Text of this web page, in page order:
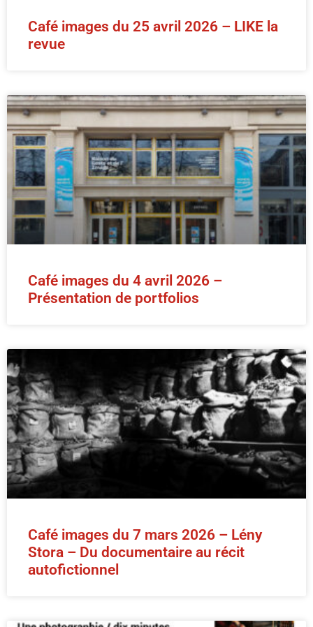
Café images du 25 avril 2026 – LIKE la
revue
Café images du 4 avril 2026 –
Présentation de portfolios
Café images du 7 mars 2026 – Lény
Stora – Du documentaire au récit
autofictionnel